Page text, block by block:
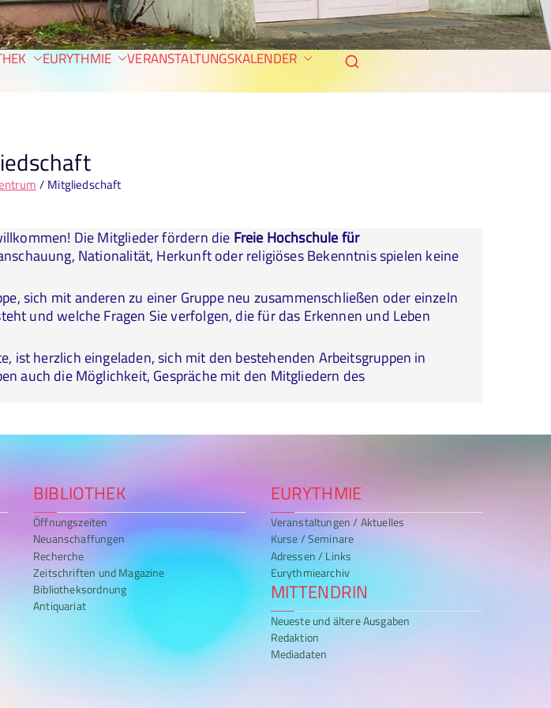
Anthroposophische Gesellschaft in
Arbeitszentrum Berlin
EURYTHMIE VERANSTALTUNGSKALENDER
Mitgliedschaft
Die Mitglieder fördern die Freie Hochschule für
Nationalität, Herkunft oder religiöses Bekenntnis spielen keine
sich mit anderen zu einer Gruppe neu zusammenschließen oder einzeln
und welche Fragen Sie verfolgen, die für das Erkennen und Leben
ist herzlich eingeladen, sich mit den bestehenden Arbeitsgruppen in
auch die Möglichkeit, Gespräche mit den Mitgliedern des
BIBLIOTHEK
Öffnungszeiten
Neuanschaffungen
Recherche
Zeitschriften und Magazine
Bibliotheksordnung
Antiquariat
EURYTHMIE
Veranstaltungen / Aktuelles
Kurse / Seminare
Adressen / Links
Eurythmiearchiv
MITTENDRIN
Neueste und ältere Ausgaben
Redaktion
Mediadaten